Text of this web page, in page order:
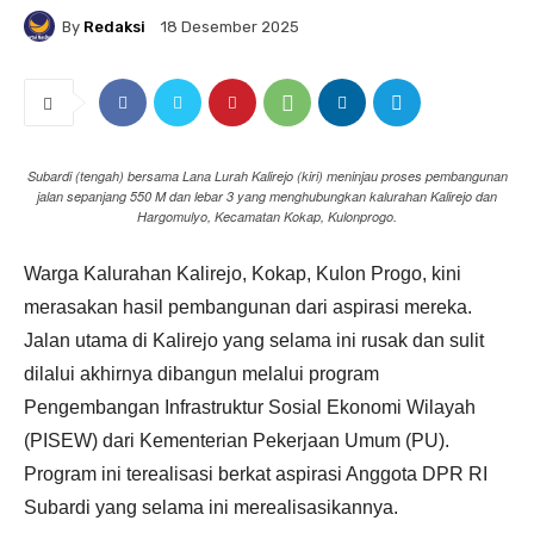
By Redaksi 18 Desember 2025
Subardi (tengah) bersama Lana Lurah Kalirejo (kiri) meninjau proses pembangunan
jalan sepanjang 550 M dan lebar 3 yang menghubungkan kalurahan Kalirejo dan
Hargomulyo, Kecamatan Kokap, Kulonprogo.
Warga Kalurahan Kalirejo, Kokap, Kulon Progo, kini
merasakan hasil pembangunan dari aspirasi mereka.
Jalan utama di Kalirejo yang selama ini rusak dan sulit
dilalui akhirnya dibangun melalui program
Pengembangan Infrastruktur Sosial Ekonomi Wilayah
(PISEW) dari Kementerian Pekerjaan Umum (PU).
Program ini terealisasi berkat aspirasi Anggota DPR RI
Subardi yang selama ini merealisasikannya.